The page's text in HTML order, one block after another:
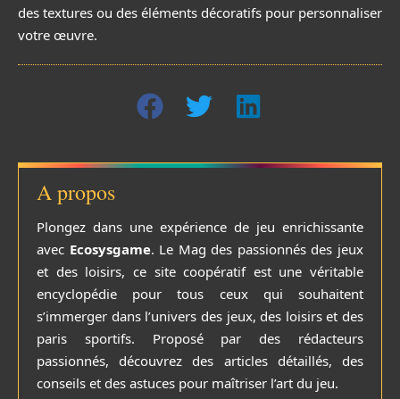
des textures ou des éléments décoratifs pour personnaliser
votre œuvre.
A propos
Plongez dans une expérience de jeu enrichissante
avec Ecosysgame. Le Mag des passionnés des jeux
et des loisirs, ce site coopératif est une véritable
encyclopédie pour tous ceux qui souhaitent
s’immerger dans l’univers des jeux, des loisirs et des
paris sportifs. Proposé par des rédacteurs
passionnés, découvrez des articles détaillés, des
conseils et des astuces pour maîtriser l’art du jeu.